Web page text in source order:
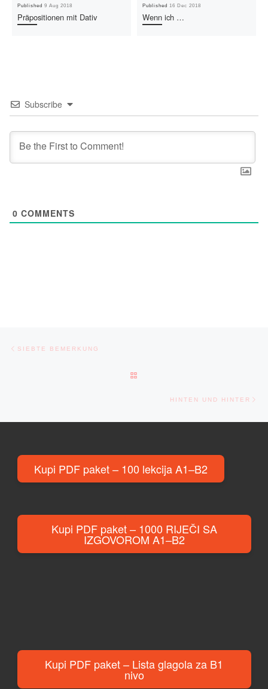
Published9 Aug 2018
Präpositionen mit Dativ
Published16 Dec 2018
Wenn ich …
Subscribe
0 COMMENTS
Post navigation
SIEBTE BEMERKUNG
HINTEN UND HINTER
Kupi PDF paket – 100 lekcija A1–B2
Kupi PDF paket – 1000 RIJEČI SA
IZGOVOROM A1–B2
Kupi PDF paket – Lista glagola za B1
nivo